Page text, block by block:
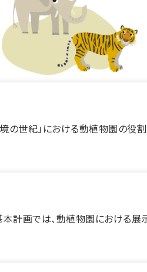
世紀」における動植物園の役
計画では、動植物園における展